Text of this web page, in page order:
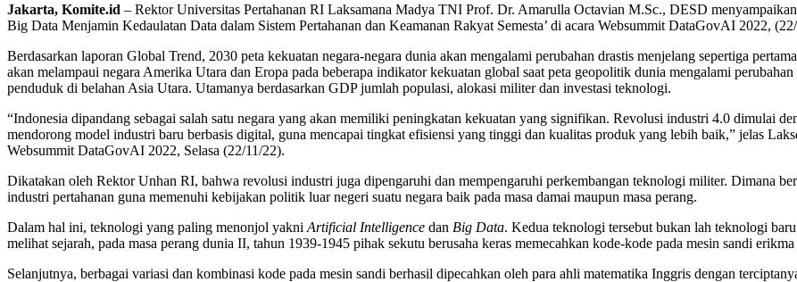
Jakarta, Komite.id – Rektor Universitas Pertahanan RI Laksamana Madya TNI Prof. Dr. Amarulla Octavian M.Sc., DESD menyampaikan
Big Data Menjamin Kedaulatan Data dalam Sistem Pertahanan dan Keamanan Rakyat Semesta’ di acara Websummit DataGovAI 2022,
Berdasarkan laporan Global Trend, 2030 peta kekuatan negara-negara dunia akan mengalami perubahan drastis menjelang sepertiga
akan melampaui negara Amerika Utara dan Eropa pada beberapa indikator kekuatan global saat peta geopolitik dunia mengalami
penduduk di belahan Asia Utara. Utamanya berdasarkan GDP jumlah populasi, alokasi militer dan investasi teknologi.
“Indonesia dipandang sebagai salah satu negara yang akan memiliki peningkatan kekuatan yang signifikan. Revolusi industri 4.0 dimulai
mendorong model industri baru berbasis digital, guna mencapai tingkat efisiensi yang tinggi dan kualitas produk yang lebih baik,” jelas
Websummit DataGovAI 2022, Selasa (22/11/22).
Dikatakan oleh Rektor Unhan RI, bahwa revolusi industri juga dipengaruhi dan mempengaruhi perkembangan teknologi militer. Dimana
industri pertahanan guna memenuhi kebijakan politik luar negeri suatu negara baik pada masa damai maupun masa perang.
Dalam hal ini, teknologi yang paling menonjol yakni Artificial Intelligence dan Big Data. Kedua teknologi tersebut bukan lah teknologi
melihat sejarah, pada masa perang dunia II, tahun 1939-1945 pihak sekutu berusaha keras memecahkan kode-kode pada mesin sandi
Selanjutnya, berbagai variasi dan kombinasi kode pada mesin sandi berhasil dipecahkan oleh para ahli matematika Inggris dengan